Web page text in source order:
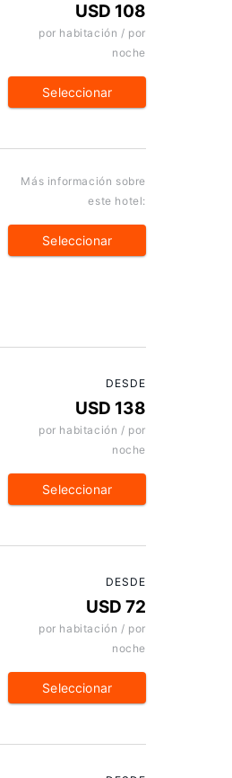
USD 108
por habitación / por
noche
Seleccionar
Más información sobre
este hotel:
Seleccionar
DESDE
USD 138
por habitación / por
noche
Seleccionar
DESDE
USD 72
por habitación / por
noche
Seleccionar